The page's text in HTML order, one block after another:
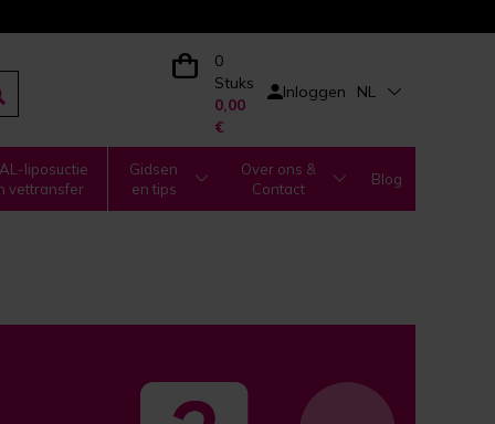
0
Stuks
0,00
€
Inloggen NL
liposuctie
vettransfer
Gidsen
en tips
Over ons &
Contact
Blog